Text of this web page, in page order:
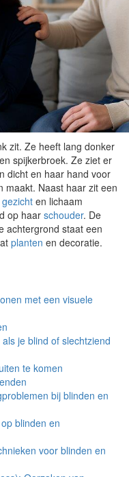
zit. Ze heeft lang donker
spijkerbroek. Ze ziet er
dicht en haar hand voor
maakt. Naast haar zit een
gezicht en lichaam
op haarschouder. De
achtergrond staat een
planten en decoratie.
met een visuele
je blind of slechtziend
te komen
bij blinden en
blinden en
voor blinden en